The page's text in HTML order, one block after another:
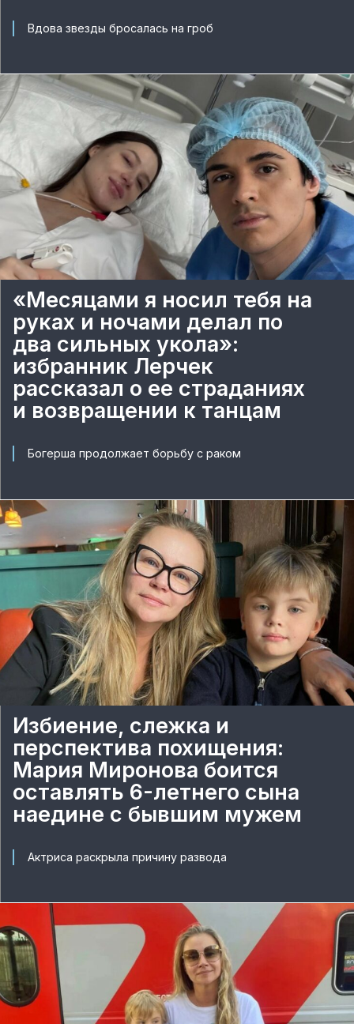
Вдова звезды бросалась на гроб
«Месяцами я носил тебя на
руках и ночами делал по
два сильных укола»:
избранник Лерчек
рассказал о ее страданиях
и возвращении к танцам
Богерша продолжает борьбу с раком
Избиение, слежка и
перспектива похищения:
Мария Миронова боится
оставлять 6-летнего сына
наедине с бывшим мужем
Актриса раскрыла причину развода